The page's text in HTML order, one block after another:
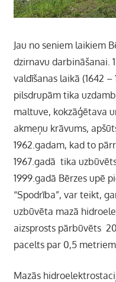
Jau no seniem laikiem
dzirnavu darbināšanai.
valdīšanas laikā (1642
pilsdrupām tika
maltuve, kokzāģētava
akmeņu krāvums,
1962.gadam, kad to
1967.gadā tika
1999.gadā Bērzes upē
“Spodrība”, var teikt,
uzbūvēta mazā
aizsprosts pārbūvēts
pacelts par 0,5 metriem.
Mazās